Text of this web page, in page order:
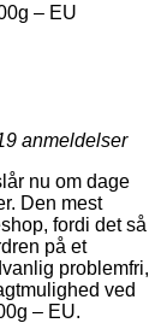
– EU
anmeldelser
nu om dage
Den mest
fordi det så
på et
problemfri,
ved
– EU.